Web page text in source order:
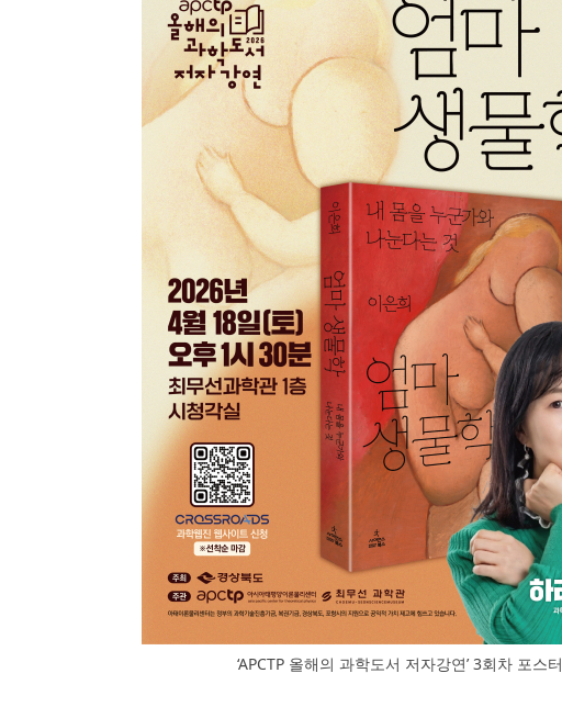
‘APCTP 올해의 과학도서 저자강연’ 3회차 포스터